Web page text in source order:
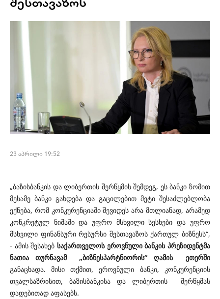
23 აპრილი 19:52
„ბაზისბანკის და ლიბერთის შერწყმის შემდეგ, ეს ბანკი ზომით
მესამე ბანკი გახდება და გაცილებით მეტი შესაძლებლობა
ექნება, რომ კონკურენციაში შევიდეს არა მთლიანად, არამედ
კონკრეტულ ნიშაში და უფრო მსხვილი სესხები და უფრო
მსხვილი ფინანსური რესურსი შესთავაზოს ქართულ ბიზნესს“,
- ამის შესახებ საქართველოს ეროვნული ბანკის პრეზიდენტმა
ნათია თურნავამ „ბიზნესპარტნიორის“ ღამის ეთერში
განაცხადა. მისი თქმით, ეროვნული ბანკი, კონკურენციის
თვალსაზრისით, ბაზისბანკისა და ლიბერთის შერწყმას
დადებითად აფასებს.